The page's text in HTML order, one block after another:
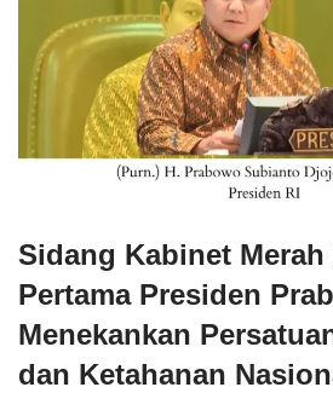
Sidang Kabinet
Pertama Presiden
Menekankan
dan Ketahanan